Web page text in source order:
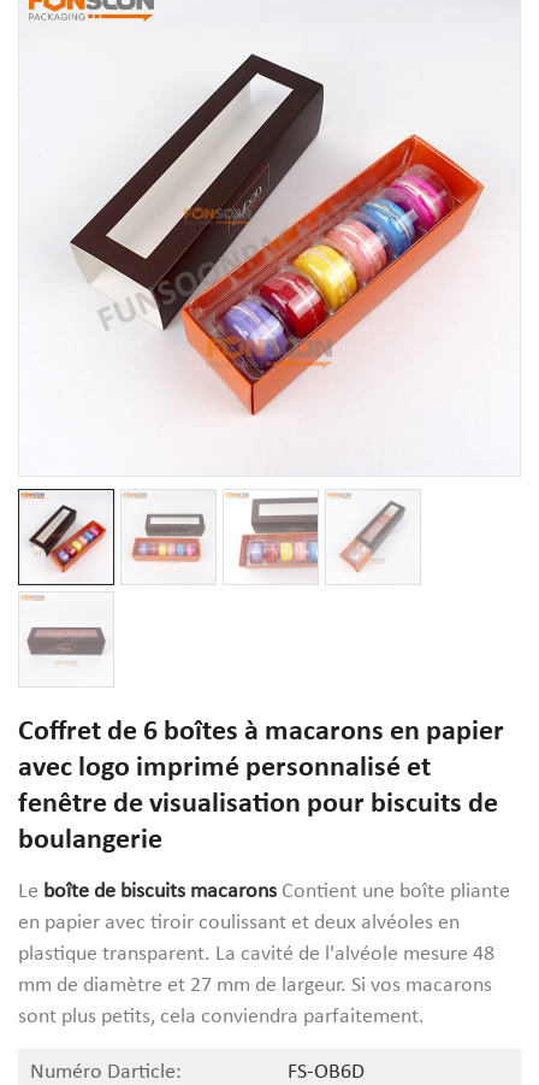
Coffret de 6 boîtes à macarons en papier
avec logo imprimé personnalisé et
fenêtre de visualisation pour biscuits de
boulangerie
Le boîte de biscuits macarons Contient une boîte pliante
en papier avec tiroir coulissant et deux alvéoles en
plastique transparent. La cavité de l'alvéole mesure 48
mm de diamètre et 27 mm de largeur. Si vos macarons
sont plus petits, cela conviendra parfaitement.
Numéro Darticle:
FS-OB6D